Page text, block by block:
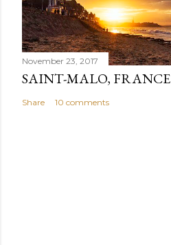
November 23, 2017
SAINT-MALO, FRANCE
Share 10 comments